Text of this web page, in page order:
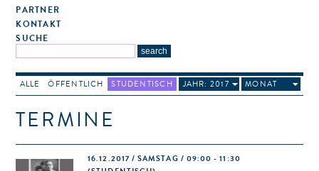
PARTNER
KONTAKT
SUCHE
ALLE ÖFFENTLICH STUDENTISCH JAHR: 2017 MONAT
TERMINE
16.12.2017 / SAMSTAG / 09:00 - 11:30